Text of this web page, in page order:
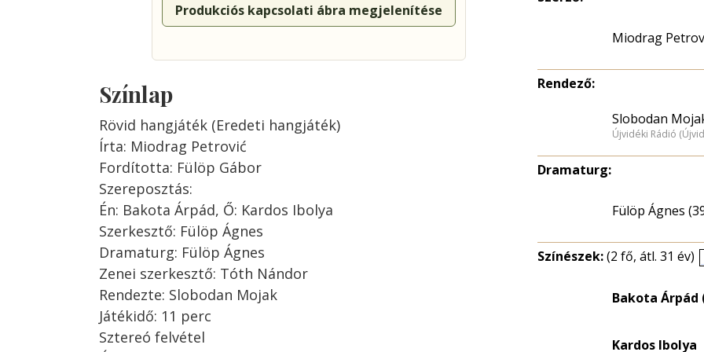
Produkciós kapcsolati ábra megjelenítése
Színlap
Rövid hangjáték (Eredeti hangjáték)
Írta: Miodrag Petrović
Fordította: Fülöp Gábor
Szereposztás:
Én: Bakota Árpád, Ő: Kardos Ibolya
Szerkesztő: Fülöp Ágnes
Dramaturg: Fülöp Ágnes
Zenei szerkesztő: Tóth Nándor
Rendezte: Slobodan Mojak
Játékidő: 11 perc
Sztereó felvétel
Miodrag
Rendező:
Slobodan
Újvidéki Rádió
Dramaturg:
Fülöp Ágnes
Színészek:(2 fő, átl. 31 év)
Bakota Árpád
Kardos Ibolya